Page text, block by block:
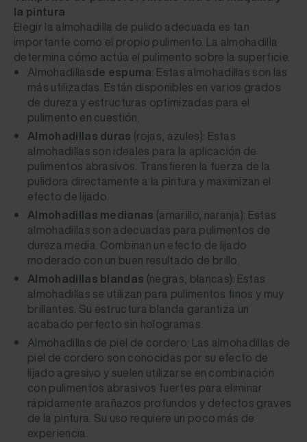
la pintura
Elegir la almohadilla de pulido adecuada es tan
importante como el propio pulimento. La almohadilla
determina cómo actúa el pulimento sobre la superficie.
Almohadillasde espuma: Estas almohadillas son las
más utilizadas. Están disponibles en varios grados
de dureza y estructuras optimizadas para el
pulimento en cuestión.
Almohadillas duras (rojas, azules): Estas
almohadillas son ideales para la aplicación de
pulimentos abrasivos. Transfieren la fuerza de la
pulidora directamente a la pintura y maximizan el
efecto de lijado.
Almohadillas medianas (amarillo, naranja): Estas
almohadillas son adecuadas para pulimentos de
dureza media. Combinan un efecto de lijado
moderado con un buen resultado de brillo.
Almohadillas blandas (negras, blancas): Estas
almohadillas se utilizan para pulimentos finos y muy
brillantes. Su estructura blanda garantiza un
acabado perfecto sin hologramas.
Almohadillas de piel de cordero: Las almohadillas de
piel de cordero son conocidas por su efecto de
lijado agresivo y suelen utilizarse en combinación
con pulimentos abrasivos fuertes para eliminar
rápidamente arañazos profundos y defectos graves
de la pintura. Su uso requiere un poco más de
experiencia.